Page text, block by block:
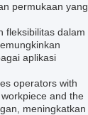
permukaan yang
fleksibilitas dalam
aplikasi
operators with
and the
meningkatkan